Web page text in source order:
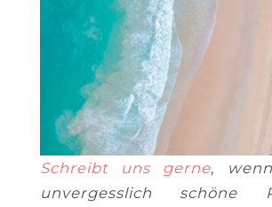
Schreibt uns gerne,
unvergesslich schöne